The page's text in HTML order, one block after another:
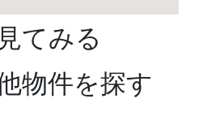
てみる
物件を探す